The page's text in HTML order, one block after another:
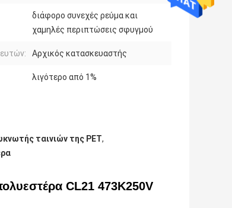
διάφορο συνεχές ρεύμα και
χαμηλές περιπτώσεις σφυγμού
Αρχικός κατασκευαστής
λιγότερο από 1%
ταινιών της PET,
CL21 473K250V